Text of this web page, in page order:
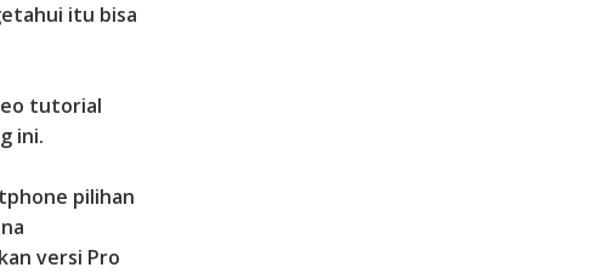
itu bisa
tutorial
ini.
pilihan
versi Pro